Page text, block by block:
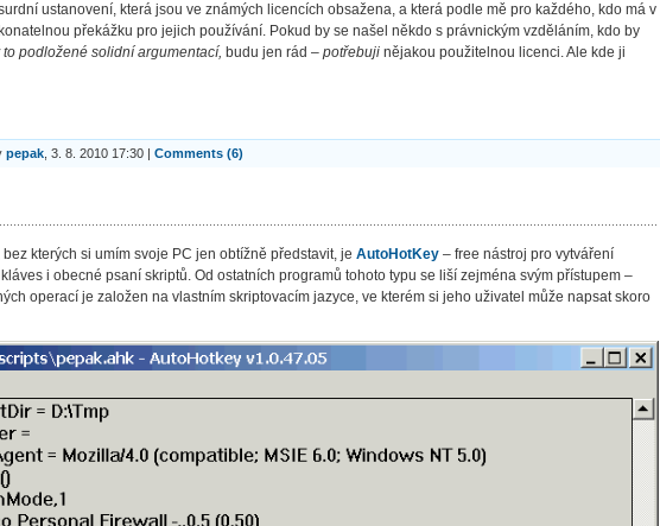
ustanovení, která jsou ve známých licencích obsažena, a která podle mě pro každého, kdo má v
překážku pro jejich používání. Pokud by se našel někdo s právnickým vzděláním, kdo by
to podložené solidní argumentací, budu jen rád – potřebujinějakou použitelnou licenci. Ale kde ji
pepak, 3. 8. 2010 17:30 | Comments (6)
kterých si umím svoje PC jen obtížně představit, je AutoHotKey– free nástroj pro vytváření
i obecné psaní skriptů. Od ostatních programů tohoto typu se liší zejména svým přístupem –
operací je založen na vlastním skriptovacím jazyce, ve kterém si jeho uživatel může napsat skoro